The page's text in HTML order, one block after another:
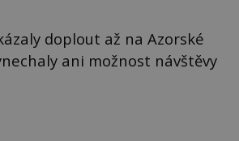
doplout až na Azorské
ani možnost návštěvy